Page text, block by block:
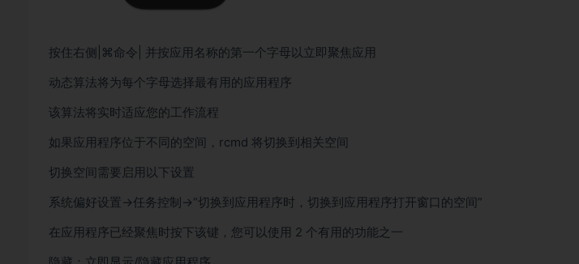
按住右侧|⌘命令| 并按应用名称的第一个字母以立即聚焦应用
动态算法将为每个字母选择最有用的应用程序
该算法将实时适应您的工作流程
如果应用程序位于不同的空间，rcmd 将切换到相关空间
切换空间需要启用以下设置
系统偏好设置->任务控制->“切换到应用程序时，切换到应用程序打开窗口的空间”
在应用程序已经聚焦时按下该键，您可以使用 2 个有用的功能之一